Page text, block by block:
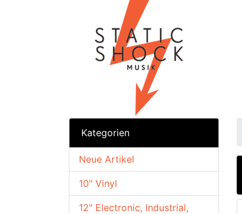
Kategorien
10" Vinyl
12" Electronic, Industrial,
Neue Artikel